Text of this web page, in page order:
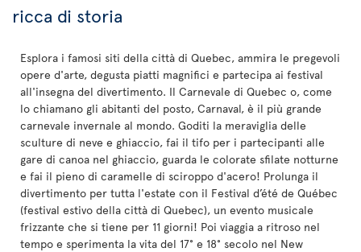
ricca di storia
Esplora i famosi siti della città di Quebec, ammira le pregevoli
opere d'arte, degusta piatti magnifici e partecipa ai festival
all'insegna del divertimento. Il Carnevale di Quebec o, come
lo chiamano gli abitanti del posto, Carnaval, è il più grande
carnevale invernale al mondo. Goditi la meraviglia delle
sculture di neve e ghiaccio, fai il tifo per i partecipanti alle
gare di canoa nel ghiaccio, guarda le colorate sfilate notturne
e fai il pieno di caramelle di sciroppo d'acero! Prolunga il
divertimento per tutta l'estate con il Festival d’été de Québec
(festival estivo della città di Quebec), un evento musicale
frizzante che si tiene per 11 giorni! Poi viaggia a ritroso nel
tempo e sperimenta la vita del 17° e 18° secolo nel New